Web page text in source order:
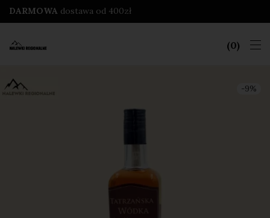
DARMOWA dostawa od 400zł
0
-9%